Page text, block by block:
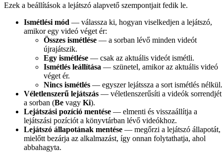
Ezek a beállítások a lejátszó alapvető szempontjait fedik le.
Ismétlési mód — válassza ki, hogyan viselkedjen a lejátszó,
amikor egy videó véget ér:
Összes ismétlése — a sorban lévő minden videót
újrajátszik.
Egy ismétlése — csak az aktuális videót ismétli.
Ismétlés leállítása — szünetel, amikor az aktuális videó
véget ér.
Nincs ismétlés — egyszer lejátssza a sort ismétlés nélkül.
Véletlenszerű lejátszás — véletlenszerűsíti a videók sorrendjét
a sorban (Be vagy Ki).
Lejátszási pozíció mentése — elmenti és visszaállítja a
lejátszási pozíciót a könyvtárban lévő videókhoz.
Lejátszó állapotának mentése — megőrzi a lejátszó állapotát,
mielőtt bezárja az alkalmazást, így onnan folytathatja, ahol
abbahagyta.